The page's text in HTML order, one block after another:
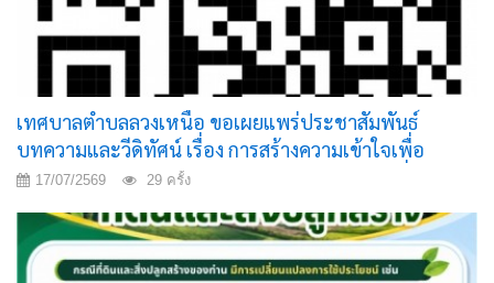
เทศบาลตำบลลวงเหนือ ขอเผยแพร่ประชาสัมพันธ์
บทความและวีดิทัศน์ เรื่อง การสร้างความเข้าใจเพื่อ
ป้องกันการหลอกลวงทางออนไลน์ (Scammer) เพื่อให้
ภัยออนไลน์ได้อย่างปลอดภัย
17/07/2569 29 ครั้ง